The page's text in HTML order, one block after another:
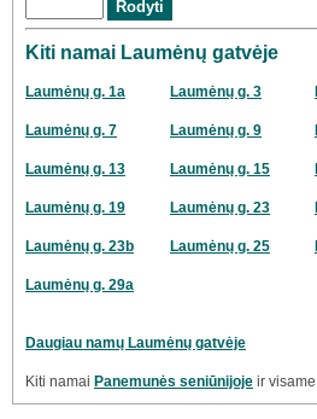
Kiti namai Laumėnų gatvėje
Laumėnų g. 1a Laumėnų g. 3
Laumėnų g. 7 Laumėnų g. 9
Laumėnų g. 13 Laumėnų g. 15
Laumėnų g. 19 Laumėnų g. 23
Laumėnų g. 23b Laumėnų g. 25
Laumėnų g. 29a
Daugiau namų Laumėnų gatvėje
Kiti namai Panemunės seniūnijoje ir visame